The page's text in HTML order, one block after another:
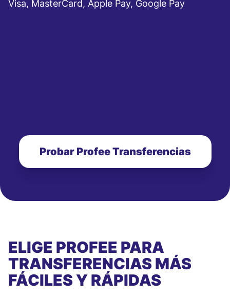
Visa, MasterCard, Apple Pay, Google Pay
Probar Profee Transferencias
ELIGE PROFEE PARA
TRANSFERENCIAS MÁS
FÁCILES Y RÁPIDAS